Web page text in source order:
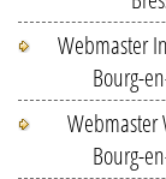
Webmaster
Bourg-
Webmaster
Bourg-